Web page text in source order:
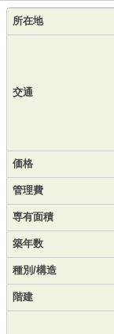
所在地
交通
価格
管理費
専有面積
築年数
種別/構造
階建